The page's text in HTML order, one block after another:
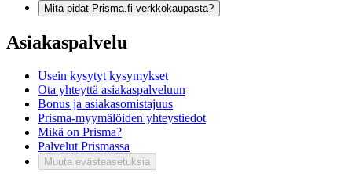
Mitä pidät Prisma.fi-verkkokaupasta?
Asiakaspalvelu
Usein kysytyt kysymykset
Ota yhteyttä asiakaspalveluun
Bonus ja asiakasomistajuus
Prisma-myymälöiden yhteystiedot
Mikä on Prisma?
Palvelut Prismassa
Muuta evästeasetuksia